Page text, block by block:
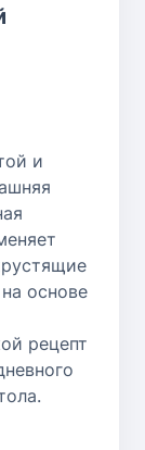
и
основе
рецепт